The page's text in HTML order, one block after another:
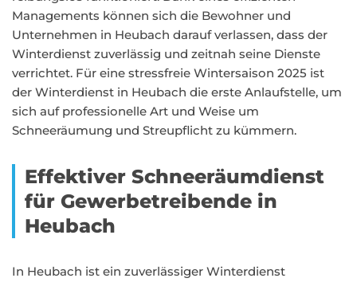
Managements können sich die Bewohner und
Unternehmen in Heubach darauf verlassen, dass der
Winterdienst zuverlässig und zeitnah seine Dienste
verrichtet. Für eine stressfreie Wintersaison 2025 ist
der Winterdienst in Heubach die erste Anlaufstelle, um
sich auf professionelle Art und Weise um
Schneeräumung und Streupflicht zu kümmern.
Effektiver Schneeräumdienst
für Gewerbetreibende in
Heubach
In Heubach ist ein zuverlässiger Winterdienst